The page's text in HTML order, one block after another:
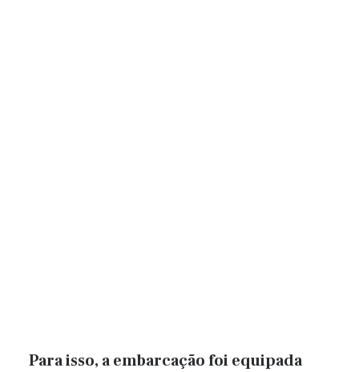
Para isso, a embarcação foi equipada